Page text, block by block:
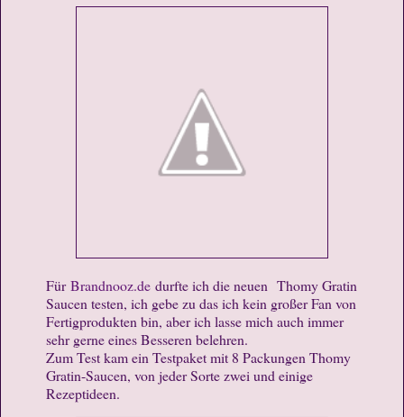
FürBrandnooz.de durfte ich die neuen Thomy Gratin
Saucen testen, ich gebe zu das ich kein großer Fan von
Fertigprodukten bin, aber ich lasse mich auch immer
sehr gerne eines Besseren belehren.
Zum Test kam ein Testpaket mit 8 Packungen Thomy
Gratin-Saucen, von jeder Sorte zwei und einige
Rezeptideen.